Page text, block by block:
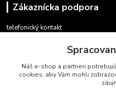
Zákaznícka podpora
telefonický kontakt
v pracovných dňoch 08.30 - 16.00
obchod@marketsk.sk
Náš e-shop a partneri
cookies, aby Vám mohli